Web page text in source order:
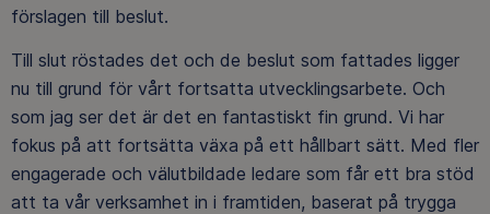
förslagen till beslut.
Till slut röstades det och de beslut som fattades ligger
nu till grund för vårt fortsatta utvecklingsarbete. Och
som jag ser det är det en fantastiskt fin grund. Vi har
fokus på att fortsätta växa på ett hållbart sätt. Med fler
engagerade och välutbildade ledare som får ett bra stöd
att ta vår verksamhet in i framtiden, baserat på trygga